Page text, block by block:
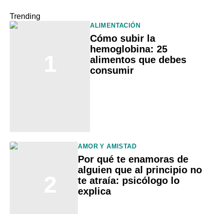
Trending
ALIMENTACIÓN
Cómo subir la
hemoglobina: 25
alimentos que debes
consumir
AMOR Y AMISTAD
Por qué te enamoras de
alguien que al principio no
te atraía: psicólogo lo
explica